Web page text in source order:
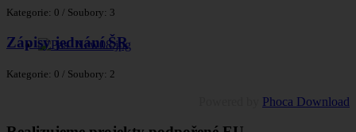
Kategorie: 0 / Soubory: 3
Zápisy jednání ŠR
Kategorie: 0 / Soubory: 2
Phoca Download